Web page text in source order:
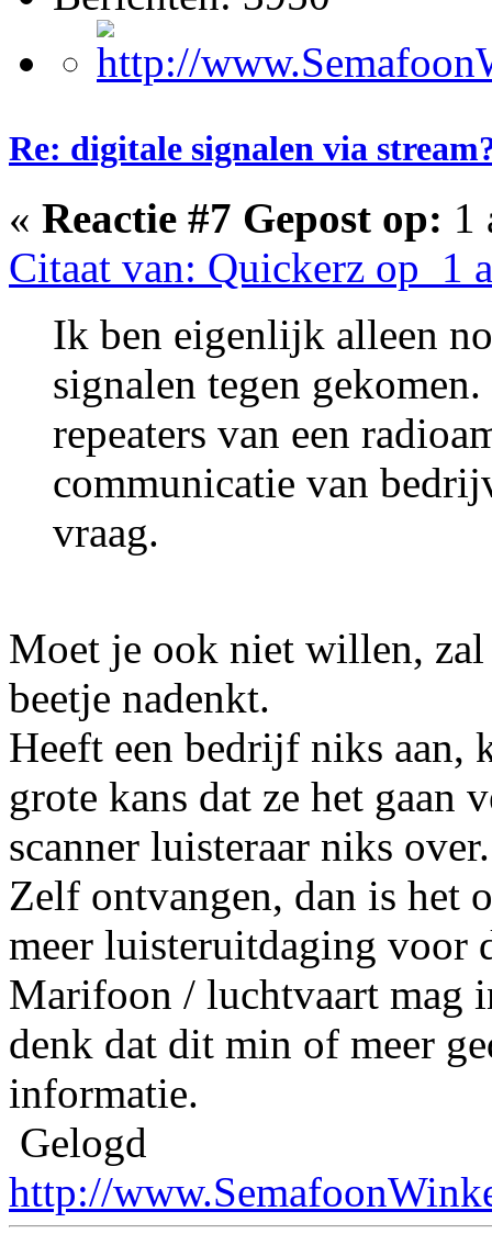
Re: digitale signalen via
« Reactie #7 Gepost op: 1
Citaat van: Quickerz op 1
Ik ben eigenlijk alleen
signalen tegen
repeaters van een
communicatie van
vraag.
Moet je ook niet willen,
beetje nadenkt.
Heeft een bedrijf niks aan,
grote kans dat ze het gaan
scanner luisteraar niks over.
Zelf ontvangen, dan is het
meer luisteruitdaging voor
Marifoon / luchtvaart mag
denk dat dit min of meer
informatie.
Gelogd
http://